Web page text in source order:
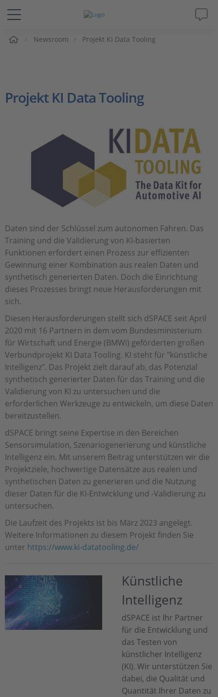
Lösungen & Produkte
Videos
Unternehmen
Newsroom Projekt KI Data Tooling
Projekt KI Data Tooling
Daten sind der Schlüssel zum autonomen Fahren. Das
Training und die Validierung von KI-basierten
Funktionen erfordert einen Prozess zur effizienten
Gewinnung einer Kombination aus realen Daten und
synthetisch generierten Daten. Doch die Einrichtung
dieses Prozesses bringt neue Herausforderungen mit
sich.
Diesen Herausforderungen stellt sich dSPACE seit April
2020 mit 16 Partnern in dem vom Bundesministerium
für Wirtschaft und Energie (BMWi) geförderten großen
Verbundprojekt KI Data Tooling. KI steht für "künstliche
Intelligenz". Das Projekt zielt darauf ab, das Potenzial
synthetisch generierter Daten für das Training und die
Validierung von KI zu untersuchen und die
erforderlichen Werkzeuge zu entwickeln, um diese Daten
bereitzustellen.
dSPACE bringt seine Expertise in den Bereichen
Sensorsimulation, Szenariogenerierung und künstliche
Intelligenz ein. Mit unserem Beitrag unterstützen wir die
Projektziele, hochwertige Datensätze aus realen und
synthetischen Daten zu generieren und die Nutzung
dieser Daten für die KI-Entwicklung und -Validierung zu
untersuchen.
Die Laufzeit des Projekts ist bis März 2023 angelegt.
Weitere Informationen zu diesem Projekt finden Sie
unter https://www.ki-datatooling.de/
Künstliche
Intelligenz
dSPACE ist Ihr Partner
für die Entwicklung und
das Testen von
künstlicher Intelligenz
(KI). Wir unterstützen Sie
dabei, die Qualität und
Quantität Ihrer Daten zu